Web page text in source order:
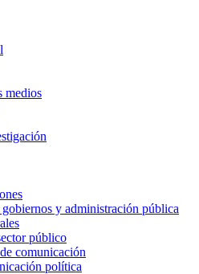
medios
y administración pública
público
comunicación
política